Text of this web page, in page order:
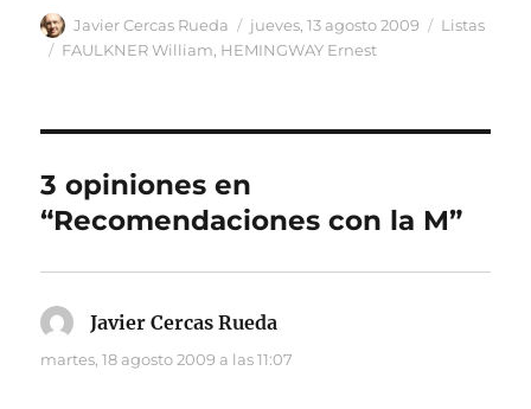
Autor
Javier Cercas Rueda
Publicado
el
jueves, 13 agosto 2009 Categorías
Listas
Etiquetas
FAULKNER William HEMINGWAY Ernest
3 opiniones en
“Recomendaciones con la M”
Javier Cercas Rueda
martes, 18 agosto 2009 a las 11:07